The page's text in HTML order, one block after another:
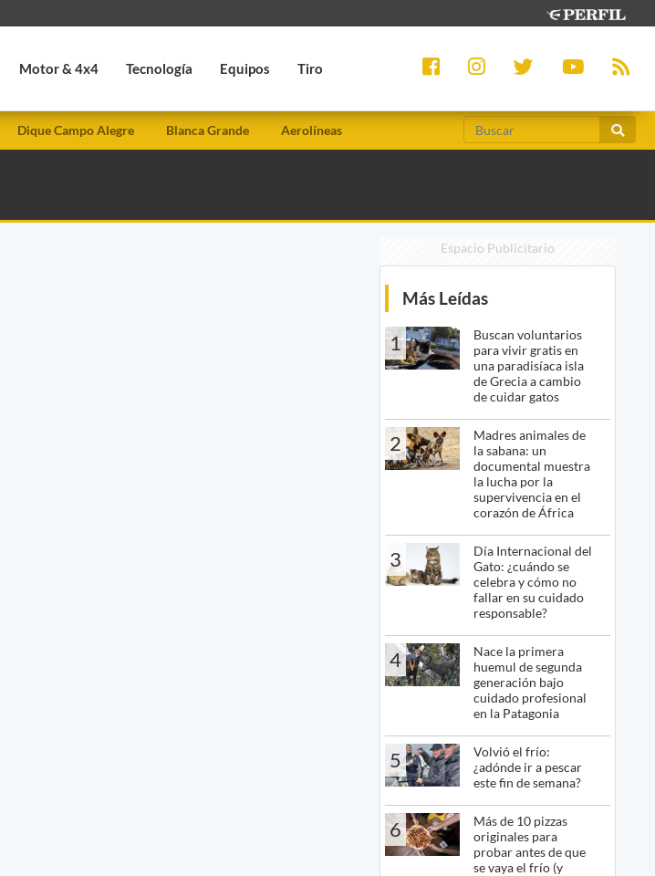
Motor & 4x4 Tecnología Equipos Tiro
Dique Campo Alegre Blanca Grande Aerolíneas
Espacio Publicitario
Más Leídas
1
Buscan voluntarios
para vivir gratis en
una paradisíaca isla
de Grecia a cambio
de cuidar gatos
2
Madres animales de
la sabana: un
documental muestra
la lucha por la
supervivencia en el
corazón de África
3
Día Internacional del
Gato: ¿cuándo se
celebra y cómo no
fallar en su cuidado
responsable?
4
Nace la primera
huemul de segunda
generación bajo
cuidado profesional
en la Patagonia
5
Volvió el frío:
¿adónde ir a pescar
este fin de semana?
6
Más de 10 pizzas
originales para
probar antes de que
se vaya el frío (y